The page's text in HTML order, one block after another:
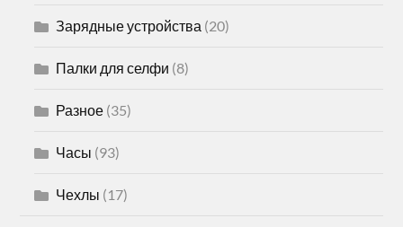
Зарядные устройства (20)
Палки для селфи (8)
Разное (35)
Часы (93)
Чехлы (17)